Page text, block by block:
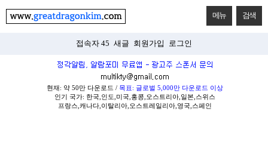
메뉴 검색
접속자 45 새글 회원가입 로그인
현재: 약 50만 다운로드 / 목표: 글로벌 5,000만 다운로드 이상
인기 국가: 한국,인도,미국,홍콩,오스트리아,일본,스위스
프랑스,캐나다,이탈리아,오스트레일리아,영국,스페인